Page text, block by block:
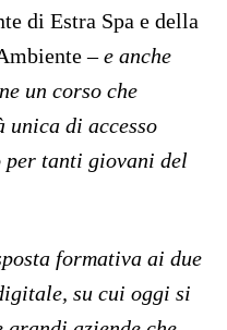
di Estra Spa e della
– e anche
un corso che
unica di accesso
tanti giovani del
formativa ai due
su cui oggi si